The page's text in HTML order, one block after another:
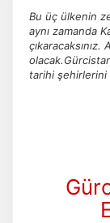
Bu üç ülkenin
aynı zamanda
tarihi